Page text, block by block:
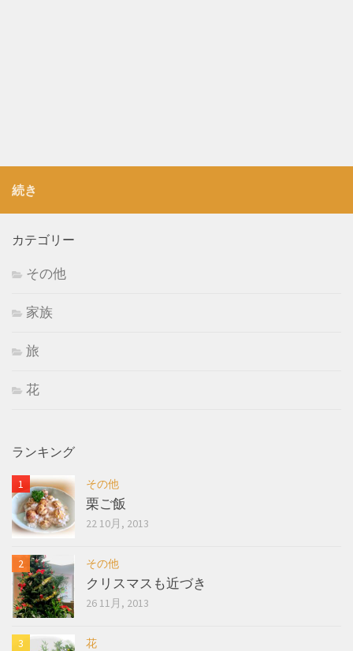
続き
カテゴリー
その他
家族
旅
花
ランキング
その他
栗ご飯
22 10月, 2013
その他
クリスマスも近づき
26 11月, 2013
花